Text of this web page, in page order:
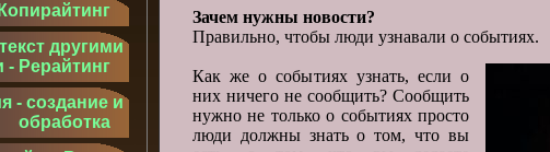
Зачем нужны новости?
Правильно, чтобы люди узнавали о событиях.
Как же о событиях узнать, если о
них ничего не сообщить? Сообщить
нужно не только о событиях просто
люди должны знать о том, что вы
другими
- Рерайтинг
- создание и
обработка